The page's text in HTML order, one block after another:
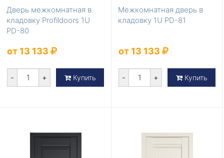
Дверь межкомнатная в
кладовку Profildoors 1U
PD-80
от 13 133
- + Купить
Межкомнатная дверь в
кладовку 1U PD-81
от 13 133
- + Купить